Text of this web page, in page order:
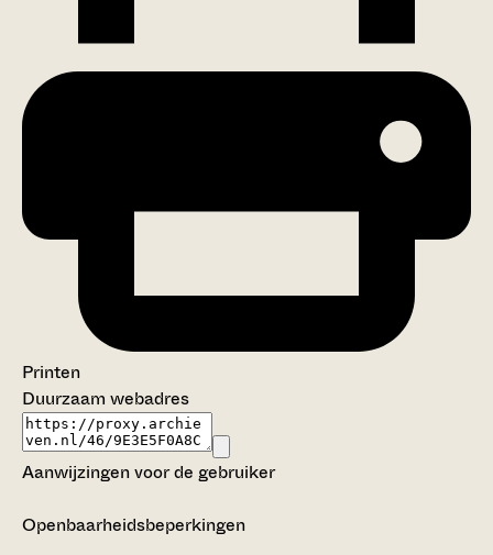
Printen
Duurzaam webadres
Aanwijzingen voor de gebruiker
Openbaarheidsbeperkingen